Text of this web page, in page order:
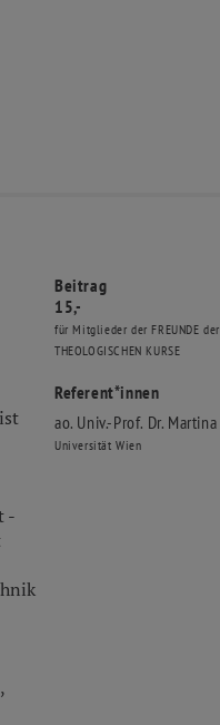
Beitrag
15,-
für Mitglieder der FREUNDE der
THEOLOGISCHEN KURSE
Referent*innen
ao. Univ.-Prof. Dr. Martina
Universität Wien
-